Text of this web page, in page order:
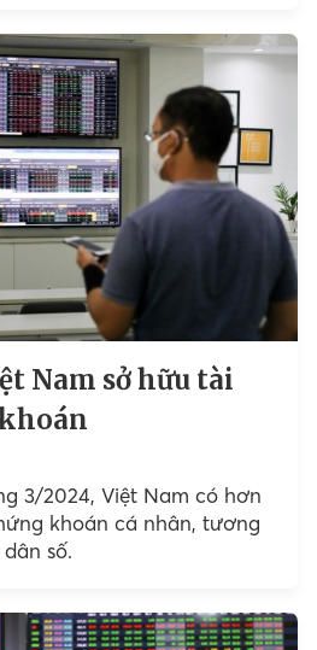
Nam sở hữu tài
3/2024, Việt Nam có hơn
khoán cá nhân, tương
số.